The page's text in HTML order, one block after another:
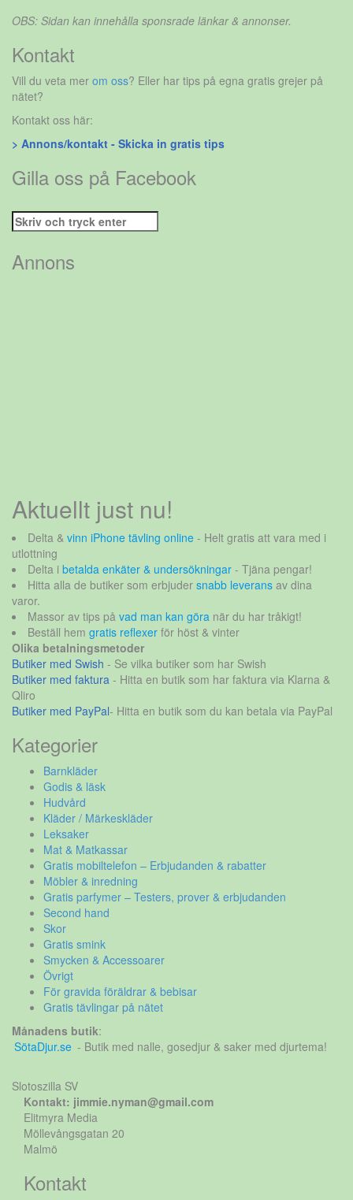
OBS: Sidan kan innehålla sponsrade länkar & annonser.
Kontakt
Vill du veta mer om oss? Eller har tips på egna gratis grejer på
nätet?
Kontakt oss här:
> Annons/kontakt - Skicka in gratis tips
Gilla oss på Facebook
Sök
efter:
Annons
Aktuellt just nu!
Delta & vinn iPhone tävling online - Helt gratis att vara med i
utlottning
Delta i betalda enkäter & undersökningar - Tjäna pengar!
Hitta alla de butiker som erbjuder snabb leverans av dina
varor.
Massor av tips på vad man kan göra när du har tråkigt!
Beställ hem gratis reflexer för höst & vinter
Olika betalningsmetoder
Butiker med Swish - Se vilka butiker som har Swish
Butiker med faktura - Hitta en butik som har faktura via Klarna &
Qliro
Butiker med PayPal- Hitta en butik som du kan betala via PayPal
Kategorier
Barnkläder
Godis & läsk
Hudvård
Kläder / Märkeskläder
Leksaker
Mat & Matkassar
Gratis mobiltelefon – Erbjudanden & rabatter
Möbler & inredning
Gratis parfymer – Testers, prover & erbjudanden
Second hand
Skor
Gratis smink
Smycken & Accessoarer
Övrigt
För gravida föräldrar & bebisar
Gratis tävlingar på nätet
Månadens butik:
SötaDjur.se - Butik med nalle, gosedjur & saker med djurtema!
Slotoszilla SV
Kontakt: jimmie.nyman@gmail.com
Elitmyra Media
Möllevångsgatan 20
Malmö
Kontakt